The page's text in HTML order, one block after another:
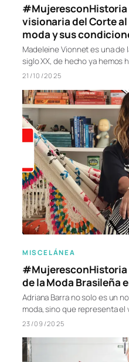
#MujeresconHistoria
visionaria del Corte
moda y sus
Madeleine Vionnet es una
siglo XX, de hecho ya hemos
21/10/2025
MISCELÁNEA
#MujeresconHistoria
de la Moda Brasileña
Adriana Barra no solo es un
moda, sino que representa
23/09/2025